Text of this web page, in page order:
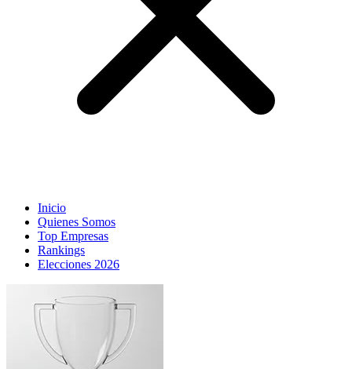
Inicio
Quienes Somos
Top Empresas
Rankings
Elecciones 2026